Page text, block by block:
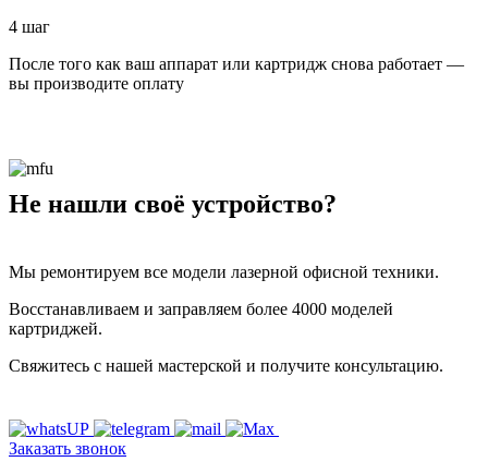
4 шаг
После того как ваш аппарат или картридж снова работает —
вы производите оплату
Не нашли своё устройство?
Мы ремонтируем все модели лазерной офисной техники.
Восстанавливаем и заправляем более 4000 моделей
картриджей.
Свяжитесь с нашей мастерской и получите консультацию.
Заказать звонок